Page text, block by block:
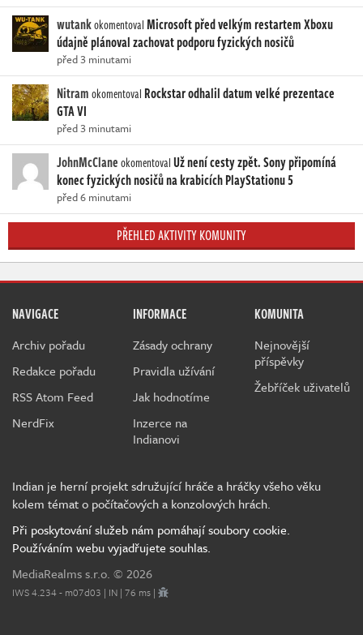
wutankokomentovalMicrosoft před velkým restartem Xboxu
údajně plánoval zachovat podporu fyzických nosičů
před 3 minutami
Nitramokomentoval Rockstar odhalil datum velké prezentace
GTA VI
před 3 minutami
JohnMcClaneokomentovalUž není cesty zpět. Sony připomíná
konec fyzických nosičů na krabicích PlayStationu 5
před 6 minutami
PŘEHLED AKTIVITY KOMUNITY
NAVIGACE
Archiv pořadu
Redakce pořadu
RSS Atom Feed
NerdFix
INFORMACE
Zásady ochrany
Pravidla užívání
Jak hodnotíme
Inzerce na
Indianovi
KOMUNITA
Nejnovější
příspěvky
Žebříček uživatelů
Indian je herní projekt sdružující hráče a hráčky všeho věku
kolem témat o počítačových a konzolových hrách.
Při poskytování služeb nám pomáhají soubory cookie.
Používáním webu vyjadřujete souhlas.
MediaRealms s.r.o. © 2026
IWS 4.234 - m07d03 | IN | 76 ms |